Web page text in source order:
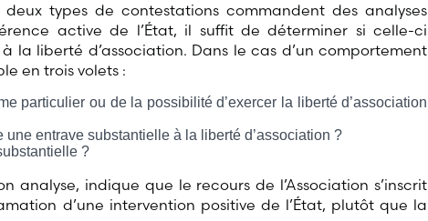
types de contestations commandent des analyses
active de l’État, il suffit de déterminer si celle-ci
la liberté d’association. Dans le cas d’un comportement
en trois volets :
particulier ou de la possibilité d’exercer la liberté d’association
une entrave substantielle à la liberté d’association ?
?
analyse, indique que le recours de l’Association s’inscrit
d’une intervention positive de l’État, plutôt que la